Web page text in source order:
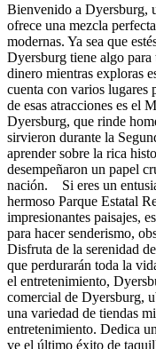
Bienvenido a Dyersburg,
ofrece una mezcla
modernas. Ya sea que
Dyersburg tiene algo para
dinero mientras exploras
cuenta con varios lugares
de esas atracciones es el
Dyersburg, que rinde
sirvieron durante la
aprender sobre la rica
desempeñaron un papel
nación. Si eres un
hermoso Parque Estatal
impresionantes paisajes,
para hacer senderismo,
Disfruta de la serenidad
que perdurarán toda la
el entretenimiento,
comercial de Dyersburg,
una variedad de tiendas
entretenimiento. Dedica
ve el último éxito de